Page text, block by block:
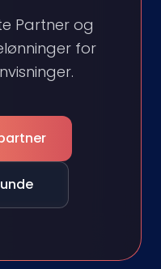
Partner og
for